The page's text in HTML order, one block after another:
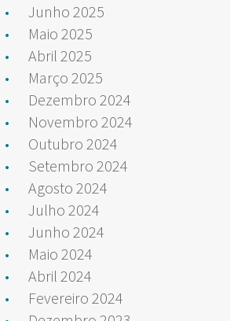
Junho 2025
Maio 2025
Abril 2025
Março 2025
Dezembro 2024
Novembro 2024
Outubro 2024
Setembro 2024
Agosto 2024
Julho 2024
Junho 2024
Maio 2024
Abril 2024
Fevereiro 2024